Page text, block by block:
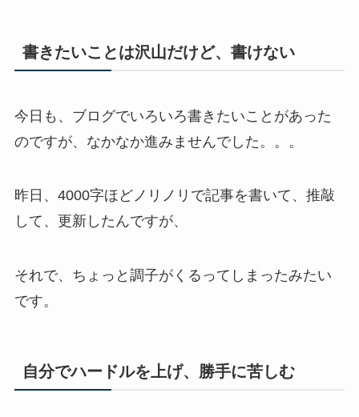
書きたいことは沢山だけど、書けない
今日も、ブログでいろいろ書きたいことがあった
のですが、なかなか進みませんでした。。。
昨日、4000字ほどノリノリで記事を書いて、推敲
して、更新したんですが、
それで、ちょっと調子がくるってしまったみたい
です。
自分でハードルを上げ、勝手に苦しむ